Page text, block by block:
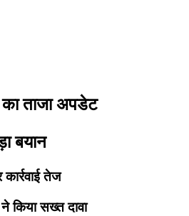
का ताजा अपडेट
बयान
तेज
किया सख्त दावा